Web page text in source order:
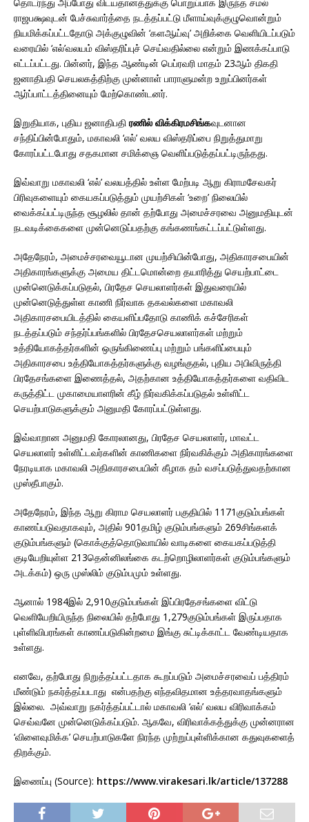
ராஜபக்ஷவுடன் பேச்சுவார்த்தை நடத்தப்பட்டு மீளாய்வுக்குழுவொன்றும்
நியமிக்கப்பட்டதோடு அக்குழுவின் ‘களஆய்வு’ அறிக்கை வெளியிடப்படும்
வரையில் ‘எல்’வலயம் விஸ்தரிப்புச் செய்வதில்லை என்றும் இணக்கப்பாடு
எட்டப்பட்டது. பின்னர், இந்த ஆண்டின் பெப்ரவரி மாதம் 23ஆம் திகதி
ஜனாதிபதி செயலகத்திற்கு முன்னாள் பாராளுமன்ற உறுப்பினர்கள்
ஆர்ப்பாட்டத்தினையும் மேற்கொண்டனர்.
இறுதியாக, புதிய ஜனாதிபதி ரணில் விக்கிரமசிங்கவுடனான
சந்திப்பின்போதும், மகாவலி ‘எல்’ வலய விஸ்தரிப்பை நிறுத்துமாறு
கோரப்பட்டபோது சதகமான சமிக்ஞை வெளிப்படுத்தப்பட்டிருந்தது.
இவ்வாறு மகாவலி ‘எல்’ வலயத்தில் உள்ள மேற்படி ஆறு கிராமசேவகர்
பிரிவுகளையும் கையகப்படுத்தும் முயற்சிகள் ‘உறை’ நிலையில்
வைக்கப்பட்டிருந்த சூழலில் தான் தற்போது அமைச்சரவை அனுமதியுடன்
நடவடிக்கைகளை முன்னெடுப்பதற்கு கங்கணங்கட்டப்பட்டுள்ளது.
அதேநேரம், அமைச்சரவையூடான முயற்சியின்போது, அதிகாரசபையின்
அதிகாரங்களுக்கு அமைய திட்டமொன்றை தயாரித்து செயற்பாட்டை
முன்னெடுக்கப்படுதல், பிரதேச செயலாளர்கள் இதுவரையில்
முன்னெடுத்துள்ள காணி நிர்வாக தகவல்களை மகாவலி
அதிகாரசபையிடத்தில் கையளிப்பதோடு காணிக் கச்சேரிகள்
நடத்தப்படும் சந்தர்ப்பங்களில் பிரதேசசெயலாளர்கள் மற்றும்
உத்தியோகத்தர்களின் ஒருங்கிணைப்பு மற்றும் பங்களிப்பையும்
அதிகாரசபை உத்தியோகத்தர்களுக்கு வழங்குதல், புதிய அபிவிருத்தி
பிரதேசங்களை இணைத்தல், அதற்கான உத்தியோகத்தர்களை வதிவிட
கருத்திட்ட முகாமையாளரின் கீழ் நிர்வகிக்கப்படுதல் உள்ளிட்ட
செயற்பாடுகளுக்கும் அனுமதி கோரப்பட்டுள்ளது.
இவ்வாறான அனுமதி கோரலானது, பிரதேச செயலாளர், மாவட்ட
செயலாளர் உள்ளிட்டவர்களின் காணிகளை நிர்வகிக்கும் அதிகாரங்களை
நேரடியாக மகாவலி அதிகாரசபையின் கீழாக தம் வசப்படுத்துவதற்கான
முஸ்தீபாகும்.
அதேநேரம், இந்த ஆறு கிராம செயலாளர் பகுதியில் 1171குடும்பங்கள்
காணப்படுவதாகவும், அதில் 901தமிழ் குடும்பங்களும் 269சிங்களக்
குடும்பங்களும் (கொக்குத்தொடுவாயில் வாடிகளை கையகப்படுத்தி
குடியேறியுள்ள 213தென்னிலங்கை கடற்றொழிலாளர்கள் குடும்பங்களும்
அடக்கம்) ஒரு முஸ்லிம் குடும்பமும் உள்ளது.
ஆனால் 1984இல் 2,910குடும்பங்கள் இப்பிரதேசங்களை விட்டு
வெளியேறியிருந்த நிலையில் தற்போது 1,279குடும்பங்கள் இருப்பதாக
புள்ளிவிபரங்கள் காணப்படுகின்றமை இங்கு சுட்டிக்காட்ட வேண்டியதாக
உள்ளது.
எனவே, தற்போது நிறுத்தப்பட்டதாக கூறப்படும் அமைச்சரவைப் பத்திரம்
மீண்டும் நகர்த்தப்படாது என்பதற்கு எந்தவிதமான உத்தரவாதங்களும்
இல்லை. அவ்வாறு நகர்த்தப்பட்டால் மகாவலி ‘எல்’ வலய விரிவாக்கம்
செவ்வனே முன்னெடுக்கப்படும். ஆகவே, விரிவாக்கத்துக்கு முன்னரான
‘விளைவுமிக்க’ செயற்பாடுகளே நிரந்த முற்றுப்புள்ளிக்கான கதுவுகளைத்
திறக்கும்.
இணைப்பு (Source): https://www.virakesari.lk/article/137288